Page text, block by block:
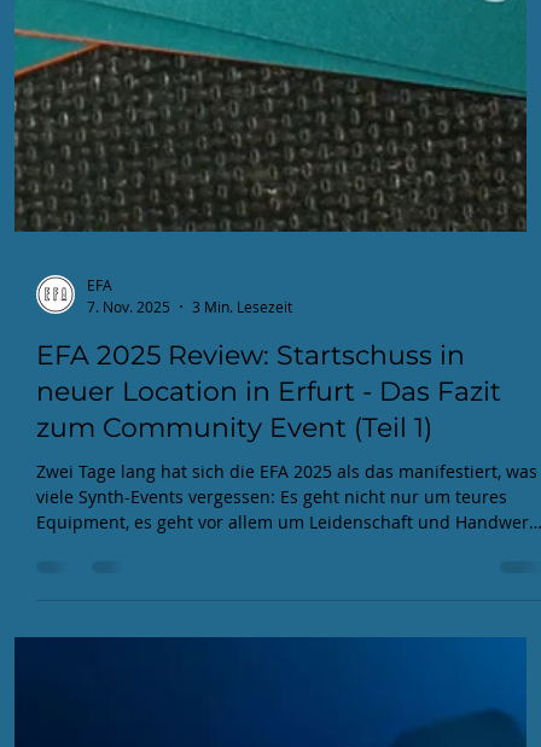
7. Nov. 2025
3 Min. Lesezeit
EFA 2025 Review: Startschuss in
zum Community Event (Teil 1)